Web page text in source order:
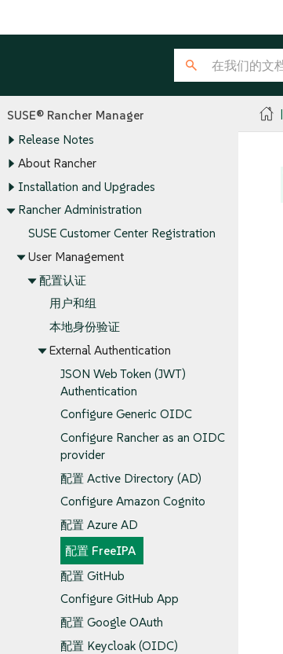
SUSE® Rancher Manager
Release Notes
About Rancher
Installation and Upgrades
Rancher Administration
SUSE Customer Center Registration
User Management
配置认证
用户和组
本地身份验证
External Authentication
JSON Web Token (JWT)
Authentication
Configure Generic OIDC
Configure Rancher as an OIDC
provider
配置 Active Directory (AD)
Configure Amazon Cognito
配置 Azure AD
配置 FreeIPA
配置 GitHub
Configure GitHub App
配置 Google OAuth
配置 Keycloak (OIDC)